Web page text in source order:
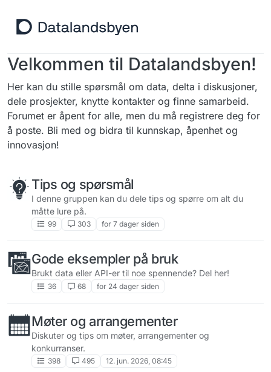
Velkommen til Datalandsbyen!
Her kan du stille spørsmål om data, delta i diskusjoner,
dele prosjekter, knytte kontakter og finne samarbeid.
Forumet er åpent for alle, men du må registrere deg for
å poste. Bli med og bidra til kunnskap, åpenhet og
innovasjon!
Tips og spørsmål
I denne gruppen kan du dele tips og spørre om alt du
måtte lure på.
99 303 for 7 dager siden
Gode eksempler på bruk
Brukt data eller API-er til noe spennende? Del her!
36 68 for 24 dager siden
Møter og arrangementer
Diskuter og tips om møter, arrangementer og
konkurranser.
398 495 12. jun. 2026, 08:45